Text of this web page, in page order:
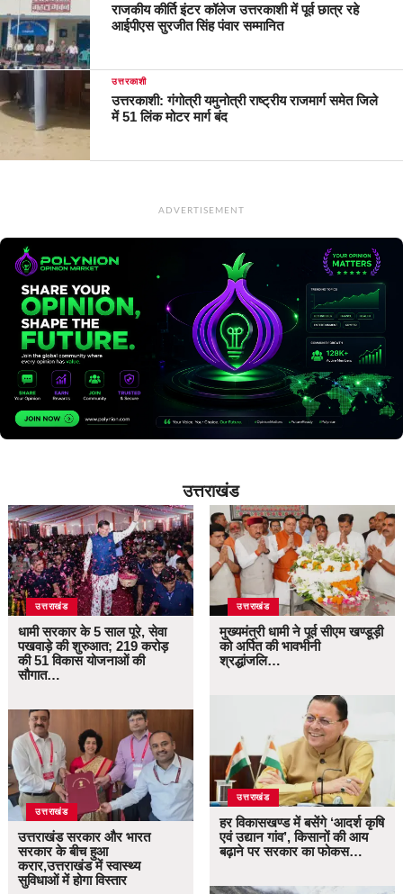
राजकीय कीर्ति इंटर कॉलेज उत्तरकाशी में पूर्व छात्र रहे
आईपीएस सुरजीत सिंह पंवार सम्मानित
उत्तरकाशी
उत्तरकाशी: गंगोत्री यमुनोत्री राष्ट्रीय राजमार्ग समेत जिले
में 51 लिंक मोटर मार्ग बंद
ADVERTISEMENT
उत्तराखंड
उत्तराखंड
धामी सरकार के 5 साल पूरे, सेवा
पखवाड़े की शुरुआत; 219 करोड़
की 51 विकास योजनाओं की
सौगात…
उत्तराखंड
उत्तराखंड सरकार और भारत
सरकार के बीच हुआ
करार,उत्तराखंड में स्वास्थ्य
सुविधाओं में होगा विस्तार
उत्तराखंड
मुख्यमंत्री धामी ने पूर्व सीएम खण्डूड़ी
को अर्पित की भावभीनी
श्रद्धांजलि…
उत्तराखंड
हर विकासखण्ड में बसेंगे ‘आदर्श कृषि
एवं उद्यान गांव’, किसानों की आय
बढ़ाने पर सरकार का फोकस…